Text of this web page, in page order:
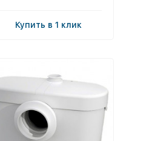
Купить в 1 клик